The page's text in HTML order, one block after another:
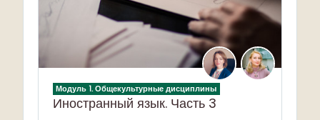
Модуль 1. Общекультурные дисциплины
Иностранный язык. Часть 3